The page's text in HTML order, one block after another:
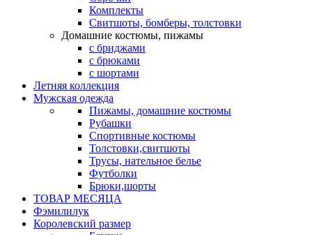
Комплекты
Свитшоты, бомберы, толстовки
Домашние костюмы, пижамы
с бриджами
с брюками
с шортами
Летняя коллекция
Мужская одежда
Пижамы, домашние костюмы
Рубашки
Спортивные костюмы
Толстовки,свитшоты
Трусы, нательное белье
Футболки
Брюки,шорты
ТОВАР МЕСЯЦА
Фэмилилук
Королевский размер